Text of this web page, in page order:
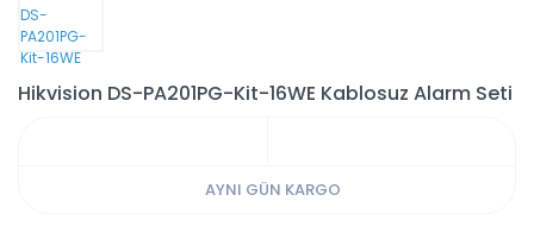
Hikvision DS-PA201PG-Kit-16WE Kablosuz Alarm Seti
AYNI GÜN KARGO